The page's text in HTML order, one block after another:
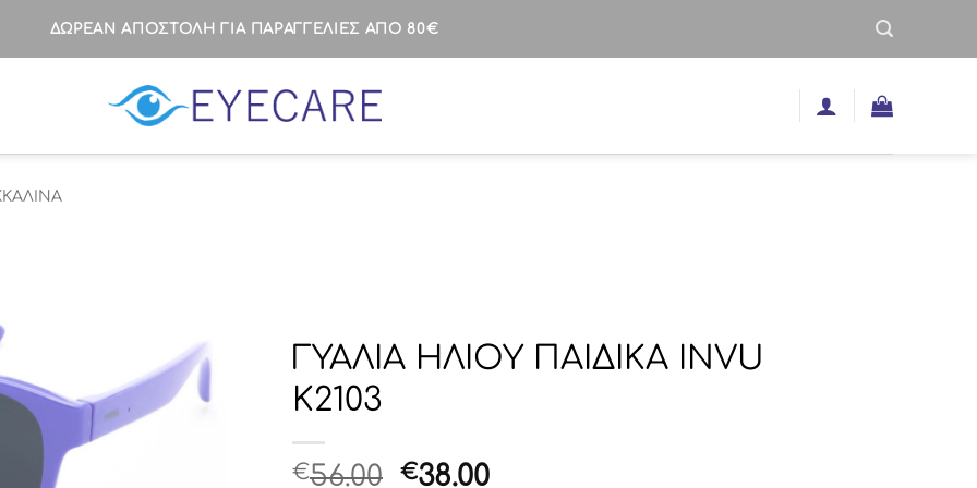
ΔΩΡΕΑΝ ΑΠΟΣΤΟΛΗ ΓΙΑ ΠΑΡΑΓΓΕΛΙΕΣ ΑΠΟ 80€
ΓΥΑΛΙΑ ΗΛΙΟΥ ΠΑΙΔΙΚΑ INVU
K2103
€56.00 Original
€38.00Η